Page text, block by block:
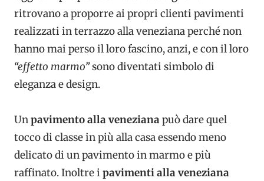
ritrovano a proporre ai propri clienti pavimenti
realizzati in terrazzo alla veneziana perché non
hanno mai perso il loro fascino, anzi, e con il loro
“effetto marmo”sono diventati simbolo di
eleganza e design.
Unpavimento alla venezianapuò dare quel
tocco di classe in più alla casa essendo meno
delicato di un pavimento in marmo e più
raffinato. Inoltre i pavimenti alla veneziana